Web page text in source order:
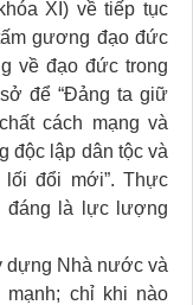
XI) về tiếp tục
gương đạo đức
về đạo đức trong
để “Đảng ta giữ
cách mạng và
độc lập dân tộc và
đổi mới”. Thực
đáng là lực lượng
dựng Nhà nước và
mạnh; chỉ khi nào